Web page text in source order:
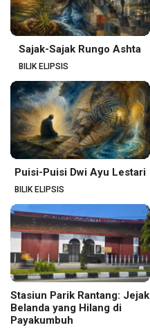
Sajak-Sajak Rungo Ashta
BILIK ELIPSIS
Puisi-Puisi Dwi Ayu Lestari
BILIK ELIPSIS
Stasiun Parik Rantang: Jejak
Belanda yang Hilang di
Payakumbuh